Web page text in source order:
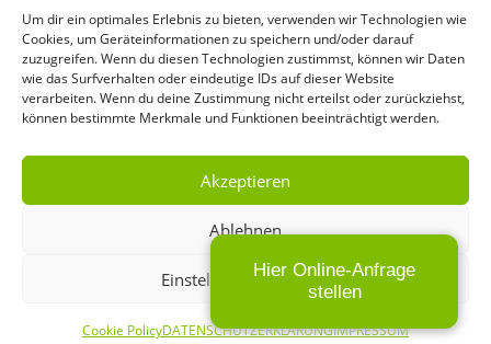
Um dir ein optimales Erlebnis zu bieten, verwenden wir Technologien wie
Cookies, um Geräteinformationen zu speichern und/oder darauf
zuzugreifen. Wenn du diesen Technologien zustimmst, können wir Daten
wie das Surfverhalten oder eindeutige IDs auf dieser Website
verarbeiten. Wenn du deine Zustimmung nicht erteilst oder zurückziehst,
können bestimmte Merkmale und Funktionen beeinträchtigt werden.
Akzeptieren
Ablehnen
Einstellungen ansehen
Cookie PolicyDATENSCHUTZERKLÄRUNGIMPRESSUM
STRAFRECHT
GESELLSCHAFTSRECHT
VERANSTALTUNGSRECHT
IMPRESSUM
DATENSCHUTZERKLÄRUNG
Hier Online-Anfrage
stellen